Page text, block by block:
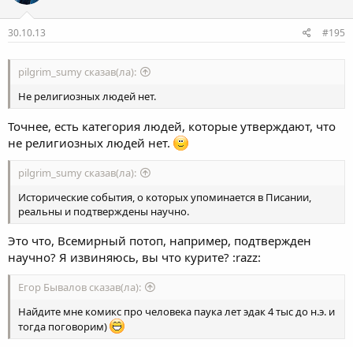
30.10.13 #195
pilgrim_sumy сказав(ла):
Не религиозных людей нет.
Точнее, есть категория людей, которые утверждают, что
не религиозных людей нет.
pilgrim_sumy сказав(ла):
Исторические события, о которых упоминается в Писании,
реальны и подтверждены научно.
Это что, Всемирный потоп, например, подтвержден
научно? Я извиняюсь, вы что курите? :razz:
Егор Бывалов сказав(ла):
Найдите мне комикс про человека паука лет эдак 4 тыс до н.э. и
тогда поговорим)